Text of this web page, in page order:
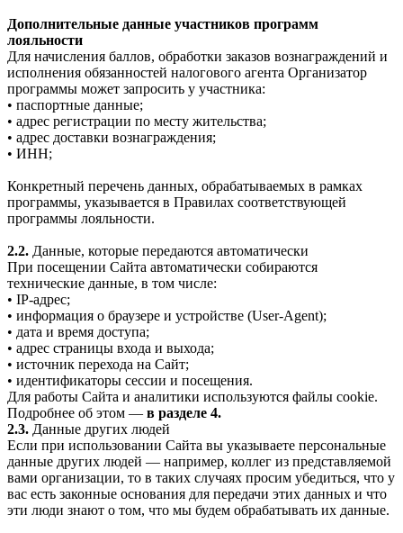
Дополнительные данные участников программ
лояльности
Для начисления баллов, обработки заказов вознаграждений и
исполнения обязанностей налогового агента Организатор
программы может запросить у участника:
• паспортные данные;
• адрес регистрации по месту жительства;
• адрес доставки вознаграждения;
• ИНН;
Конкретный перечень данных, обрабатываемых в рамках
программы, указывается в Правилах соответствующей
программы лояльности.
2.2. Данные, которые передаются автоматически
При посещении Сайта автоматически собираются
технические данные, в том числе:
• IP-адрес;
• информация о браузере и устройстве (User-Agent);
• дата и время доступа;
• адрес страницы входа и выхода;
• источник перехода на Сайт;
• идентификаторы сессии и посещения.
Для работы Сайта и аналитики используются файлы cookie.
Подробнее об этом — в разделе 4.
2.3. Данные других людей
Если при использовании Сайта вы указываете персональные
данные других людей — например, коллег из представляемой
вами организации, то в таких случаях просим убедиться, что у
вас есть законные основания для передачи этих данных и что
эти люди знают о том, что мы будем обрабатывать их данные.